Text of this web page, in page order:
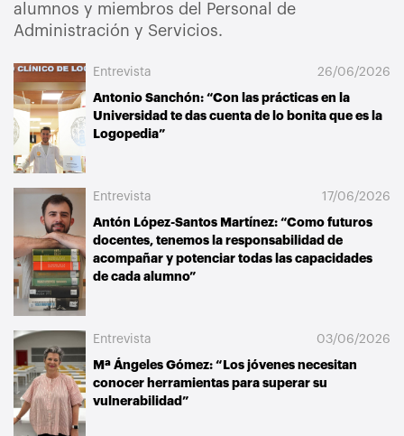
alumnos y miembros del Personal de
Administración y Servicios.
Entrevista
26/06/2026
Antonio Sanchón: “Con las prácticas en la
Universidad te das cuenta de lo bonita que es la
Logopedia”
Entrevista
17/06/2026
Antón López-Santos Martínez: “Como futuros
docentes, tenemos la responsabilidad de
acompañar y potenciar todas las capacidades
de cada alumno”
Entrevista
03/06/2026
Mª Ángeles Gómez: “Los jóvenes necesitan
conocer herramientas para superar su
vulnerabilidad”